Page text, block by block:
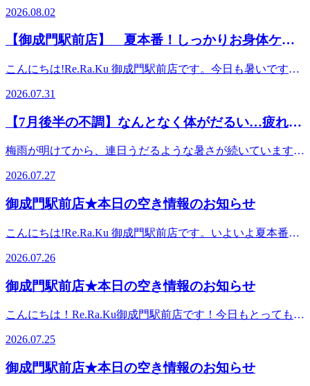
施術を通じてサポートするお仕事です♪各店舗にて募集中
す!https://seranabi.jp/job/40f82633ーーーーーーーーーーーーー
暇を寝込んで過ごさないためには、「休みの前」に一度お体
をリセットしておくことがとても大切です。【今週末にでき
る!疲れを溜め込まないコツ】1.帰宅後は「スマホ断食」で
脳を休める仕事のタスクが多くて頭がフル回転している時期
は、寝る直前まで脳が緊張しています。ベッドに入ってから
のスマホは脳を刺激し、睡眠の質を著しく下げます。寝る1
しょう。2.軽い「深呼吸」で自律神経を整える忙しいと無意
識のうちに呼吸が浅くなり、首や肩のコリが強くなります。
デスクワークの合間に、5秒かけて鼻から吸い、10秒かけて
これだけで脳に酸素が行き渡り、体がリラックスモードに入
タッフ一同ご来店を心よりお待ちしております。
アRe.Ra.Ku(リラク)御成門駅前店【港区在勤・在住の方に朗
は21:00まで、週末は20:00まで営業しておりますので、ぜひ
ご予約のうえ、ご来店くださいませ!【営業時間】平日
:11:00～21:00土日祝:11:00～20:00【住所】〒105-0003東京都
港区西新橋3-24-6 ル・グラシエルBLDG.87 1F都営三田線
「御成門駅」A5出口よりすぐマッサージより気持ちいい!!リ
ラクのボディケアをぜひご体験ください【御成門/新橋/マッ
ーーーーーーーーーーーーーーーーーーーー＼リラクゼーシ
ご予約のうえ、ご来店くださいませ!【営業時間】平日
港区西新橋3-24-6 ル・グラシエルBLDG.87 1F都営三田線
ラクのボディケアをぜひご体験ください【御成門/新橋/マッ
ーーーーーーーーーーーーーーーーーーーー＼リラクゼーシ
ョンスタッフ募集中/リラクゼーションセラピストとして、
お客様の『癒されたい』『元気になりたい』『健康になりた
い』などの要望を施術を通じてサポートするお仕事です♪各
店舗にて募集中(^O^)!皆さんのご応募をお待ちしておりま
す!https://seranabi.jp/job/40f82633ーーーーーーーーーーーーー
い」「いつも以上に頭がボーッとして、仕事に集中できな
い」「肩や首がズーンと重く感じる」実は、連日の猛暑から
急に気温が下がった日は、体に大きな負担がかかっていま
す。今日は、この「急な涼しさ」と「曇り空」がもたらす不
調の原因と、今すぐできる対策をお届けします。【「久々に
化による「寒暖差疲労」と、曇り空による「低気圧」のダブ
が下がると、体温を一定に保とうとしてエネルギーを大量に
を引き起こすのです。さらに、雨が降りそうな曇り日は気圧
肩のガチガチ感を悪化させてしまいます。「涼しくて過ごし
やすいから大丈夫」と油断せず、今日のうちにしっかりお体
をケアしてあげることが大切です。【今日のだるさを引きず
らないための2つの対策】1お腹や首元を冷やさない涼しいか
らといって、オフィスの冷房の中でいつも通り薄着で過ごし
ていると、自律神経がさらに乱れてしまいます。今日は薄手
て、お腹や首元を冷えから守りましょう。2軽いストレッチ
で血行を促す低気圧でどんよりした体には、血行を良くする
ことが一番の薬です。デスクに座ったまま、肩を後ろに大き
を流してあげましょう。【「なんだかシャキッとしない…」
た天気で、頭も体も重苦しい…」そんな日は、ぜひ当店の
きりましょう！ ★本日のおすすめ★【100分セットコース】
ボディ&amp;フットケア70分+ドライヘッドスパ30分足裏か
らふくらはぎにかけてクリームまたはアロマオイルを使いじ
全身のボディケア。最後に、仰向けで目元、こめかみ、頭、
頬周りをタオル越しでじっくりほぐしていきます。&lt;こん
りほぐされたい・目元の疲れや頭の重だるさが気になる★ご
案内状況のお知らせ★8月2日(日) 11:50～12:30、15:00～
19:008月1日(土) 11:00～17:30スタッフ一同ご来店を心よりお
チ&amp;ボディケア Re.Ra.Ku(リラク)御成門駅前店都営三田
港区西新橋3-24-6 ル・グラシエルBLDG.87 1F【営業時間】
20:00━━━━━━━━━━━━━━━＼リラクゼーション
い』『健康になりたい』などを施術を通じてサポートするお
仕事です♪詳細はこちらをチェッ
ク!https://seranabi.jp/job/40f82633
2026.08.02
【御成門駅前店】 夏本番！しっかりお身体ケア
こんにちは!Re.Ra.Ku 御成門駅前店です。今日も暑いですね!
頭が痛むかたが多いようで。。。そんな不調をしっかりケア
して、暑さに負けないお身体作っていきましょう!★本日の
おすすめ★【100分セットコース】ボディ&amp;フットケア
リームまたはアロマオイルを使いじんわりほぐします。ま
た、うつ伏せでお疲れの箇所を中心に全身のボディケア。最
じっくりほぐしていきます。&lt;こんな方にオススメ&gt;・
とにかく全身疲れている・全身しっかりほぐされたい・目元
の疲れや頭の重だるさが気になる★ご案内状況のお知らせ
一同ご来店を心よりお待ちしております。
Re.Ra.Ku(リラク)御成門駅前店都営三田線「御成門駅」A5出
ル・グラシエルBLDG.87 1F【営業時間】平日 :11:00～21:00
クゼーションスタッフ募集中/お客様の『癒されたい』『元
気になりたい』『健康になりたい』などを施術を通じてサポ
ートするお仕事です♪詳細はこちらをチェッ
2026.07.31
【7月後半の不調】なんとなく体がだるい…疲れが
梅雨が明けてから、連日うだるような暑さが続いています
し疲れが見え始める時期です。「毎日しっかり寝ているはず
なのに、朝から体がだるい」「なんとなく食欲が出ない、お
腹の調子がスッキリしない」「足元が冷えて、夕方になると
んとなくの不調」を感じていませんか？実はその原因、日中
の暑さだけでなく、夜の睡眠中の「クーラー病（冷房バ
熱帯夜を乗り切るために夜通しクーラーをつけるのは不可欠
ですが、設定温度が低すぎたり、風が直接体に当たったりし
ていませんか？寝ている間に体が冷え続けると、血行が悪く
なってしまいます。また、冷えによって内臓（胃腸）の働き
す。そこで今日は、翌朝に疲れを残さないための「夜の冷房
2026.07.27
御成門駅前店★本日の空き情報のお知らせ
こんにちは!Re.Ra.Ku 御成門駅前店です。いよいよ夏本番で
始めませんか? 本日のおすすめは【ボディケア60分+爽快ヘ
ッドスパ20分】です!全身をしっかりほぐした後に、ひんや
り爽快な炭酸泡を使用したヘッドスパで頭までスッキリ。暑
合わせです。★ご案内状況のお知らせ7月26日(日) 16:00～
18:30 スタッフ一同ご来店を心よりお待ちしております。
アRe.Ra.Ku(リラク)御成門駅前店【港区在勤・在住の方に朗
報です】当店では、みなとくPAYのご利用が可能です!平日
2026.07.26
御成門駅前店★本日の空き情報のお知らせ
こんにちは！Re.Ra.Ku御成門駅前店です！今日もとっても暑
気を付けくださいね。 ★ご案内状況のお知らせ7月25日(土)
12:50～20:00 7月26日(日) 11:00～17:20スタッフ一同ご来店
を心よりお待ちしております。
2026.07.25
御成門駅前店★本日の空き情報のお知らせ